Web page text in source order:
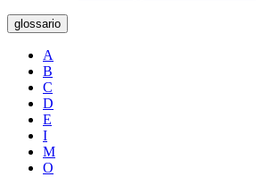
glossario
A
B
C
D
E
I
M
O